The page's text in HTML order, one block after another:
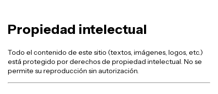
Propiedad intelectual
Todo el contenido de este sitio (textos, imágenes, logos, etc.)
está protegido por derechos de propiedad intelectual. No se
permite su reproducción sin autorización.